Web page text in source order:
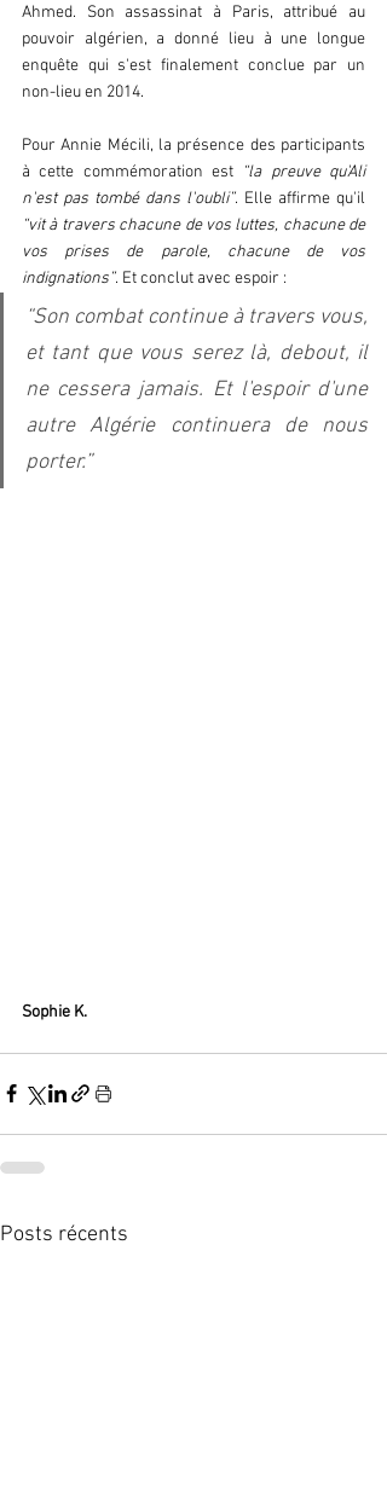
Ahmed. Son assassinat à Paris, attribué au
pouvoir algérien, a donné lieu à une longue
enquête qui s'est finalement conclue par un
non-lieu en 2014.
Pour Annie Mécili, la présence des participants
à cette commémoration est “la preuve qu'Ali
n'est pas tombé dans l'oubli”
“vit à travers chacune de vos luttes, chacune de
vos prises de parole, chacune de vos
indignations”. Et conclut avec espoir :
“Son combat continue à travers vous,
et tant que vous serez là, debout, il
ne cessera jamais. Et l'espoir d'une
autre Algérie continuera de nous
porter.”
Sophie K.
Posts récents